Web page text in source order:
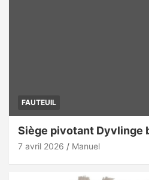
FAUTEUIL
Siège pivotant Dyvlinge
7 avril 2026 Manuel